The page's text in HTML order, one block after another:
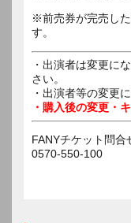
※前売券が完売し
す。
・出演者は変更に
さい。
・出演者等の変更
・購入後の変更・
FANYチケット問合
0570-550-100